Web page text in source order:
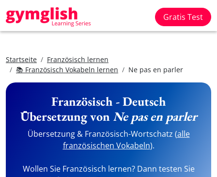
Gratis Test
Startseite
Französisch lernen
📚 Französisch Vokabeln lernen
Ne pas en parler
Französisch - Deutsch
Übersetzung von Ne pas en parler
Übersetzung & Französisch-Wortschatz (alle
französischen Vokabeln).
Wollen Sie Französisch lernen? Dann testen Sie